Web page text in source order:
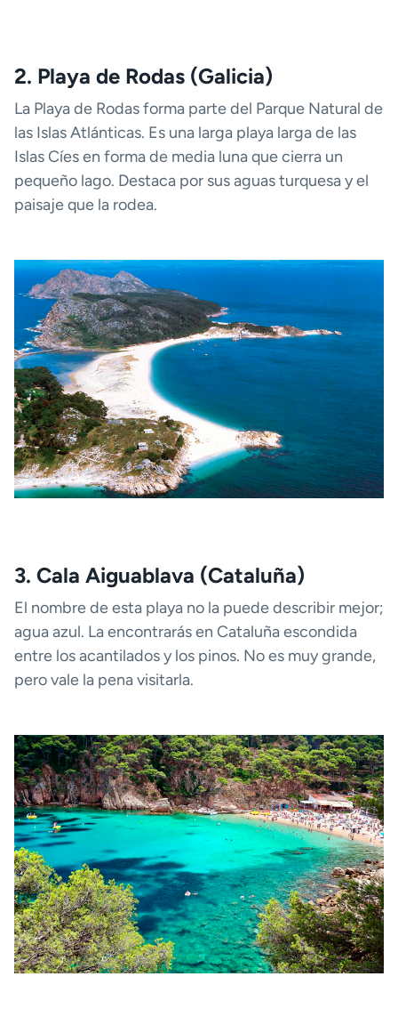
2. Playa de Rodas (Galicia)
La Playa de Rodas forma parte del Parque Natural de
las Islas Atlánticas. Es una larga playa larga de las
Islas Cíes en forma de media luna que cierra un
pequeño lago. Destaca por sus aguas turquesa y el
paisaje que la rodea.
3. Cala Aiguablava (Cataluña)
El nombre de esta playa no la puede describir mejor;
agua azul. La encontrarás en Cataluña escondida
entre los acantilados y los pinos. No es muy grande,
pero vale la pena visitarla.